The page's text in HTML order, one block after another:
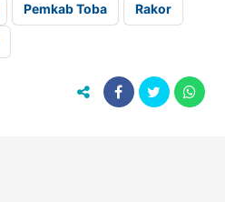
Pemkab Toba Rakor